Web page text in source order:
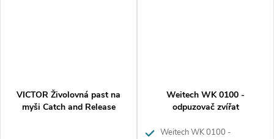
VICTOR Živolovná past na
myši Catch and Release
Weitech WK 0100 -
odpuzovač zvířat
Weitech WK 0100 -